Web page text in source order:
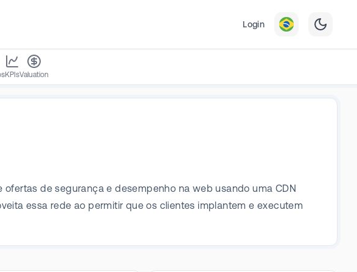
Login
KPIsValuation
de segurança e desempenho na web usando uma CDN
essa rede ao permitir que os clientes implantem e executem